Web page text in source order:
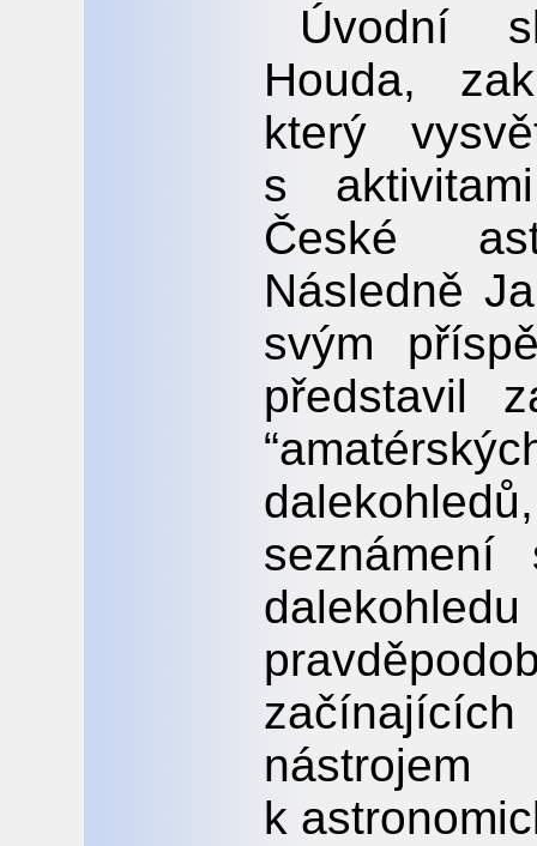
Úvodní
Houda,
který
s
České
Následně
svým
představil
seznámení
k